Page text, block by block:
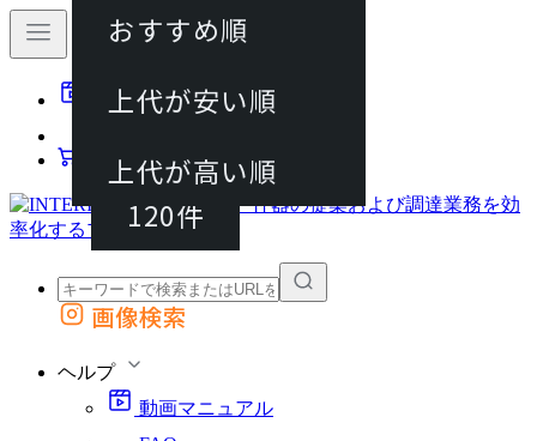
動画マニュアル
カート
外部サイトの商品をカートに追加
画像検索
ヘルプ
動画マニュアル
120件
おすすめ順
上代が安い順
上代が高い順